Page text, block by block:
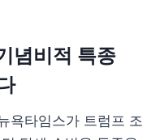
념비적 특종
욕타임스가 트럼프 조